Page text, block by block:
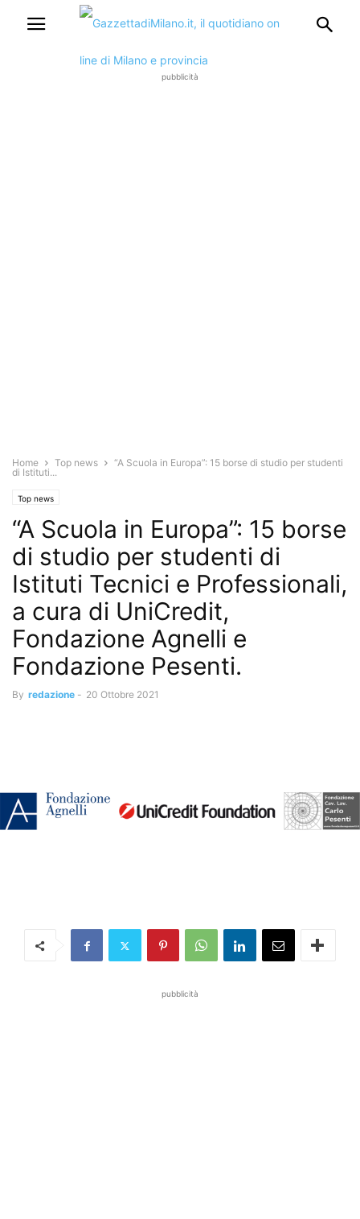
pubblicità
Home Top news
“A Scuola in Europa”: 15 borse di studio per studenti
di Istituti...
Top news
“A Scuola in Europa”: 15 borse
di studio per studenti di
Istituti Tecnici e Professionali,
a cura di UniCredit,
Fondazione Agnelli e
Fondazione Pesenti.
By redazione - 20 Ottobre 2021
pubblicità